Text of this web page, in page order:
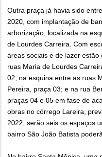
Outra praça já havia sido
2020, com implantação de
arborização, localizada na
de Lourdes Carreira. Com
áreas sociais e de lazer
ruas Maria de Lourdes
02; na esquina entre as ruas
Pereira, praça 03; e na rua
praças 04 e 05 em fase de
obras no córrego Lareira,
2022, serão seis os espaços
bairro São João Batista